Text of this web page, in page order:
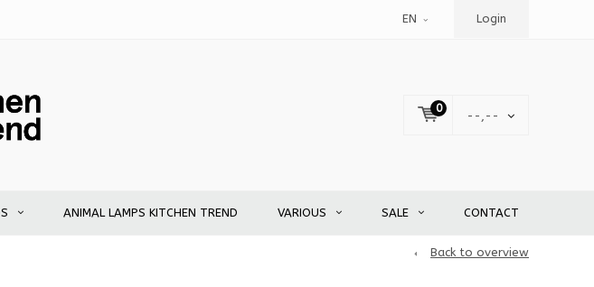
EN Login
0
--,--
ANIMAL LAMPS KITCHEN TREND VARIOUS SALE CONTACT
Back to overview